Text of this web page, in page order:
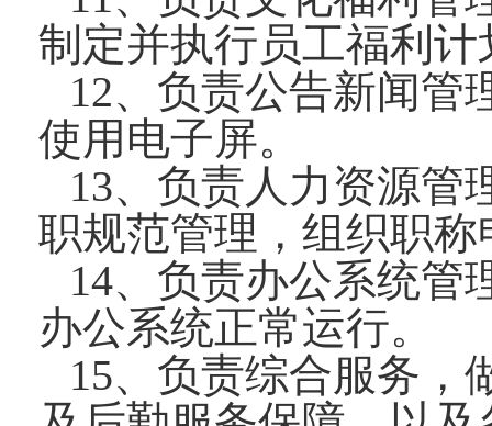
制定并执行员工福利
12、负责公告新闻管
使用电子屏。
13、负责人力资源管
职规范管理，组织职
14、负责办公系统管
办公系统正常运行。
15、负责综合服务，